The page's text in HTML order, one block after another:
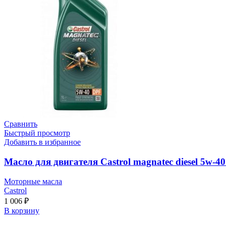
Сравнить
Быстрый просмотр
Добавить в избранное
Масло для двигателя Castrol magnatec diesel 5w-
Моторные масла
Castrol
1 006 ₽
В корзину